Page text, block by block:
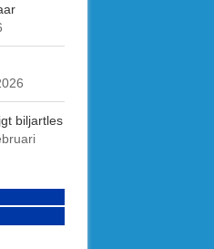
biljartles